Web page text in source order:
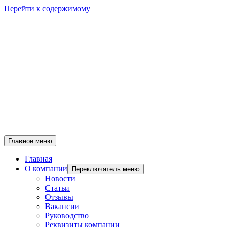
Перейти к содержимому
Главное меню
Главная
О компании
Переключатель меню
Новости
Статьи
Отзывы
Вакансии
Руководство
Реквизиты компании